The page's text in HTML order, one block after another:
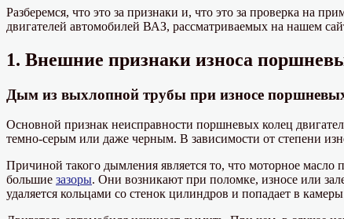
Разберемся, что это за признаки и, что это за проверка на
двигателей автомобилей ВАЗ, рассматриваемых на нашем
1. Внешние признаки износа
Дым из выхлопной трубы при износе
Основной признак неисправности поршневых колец
темно-серым или даже черным. В зависимости от степени
Причиной такого дымления является то, что моторное
большие зазоры. Они возникают при поломке, износе или
удаляется кольцами со стенок цилиндров и попадает в